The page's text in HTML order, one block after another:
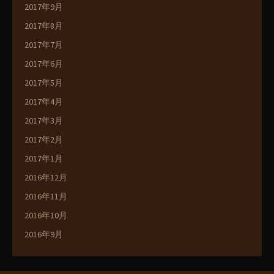
2017年9月
2017年8月
2017年7月
2017年6月
2017年5月
2017年4月
2017年3月
2017年2月
2017年1月
2016年12月
2016年11月
2016年10月
2016年9月